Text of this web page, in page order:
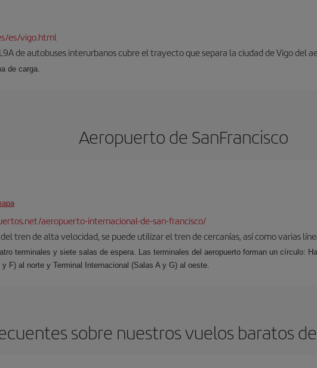
es/vigo.html
de autobuses interurbanos cubre el trayecto que separa la ciudad de Vigo del
de carga.
Aeropuerto de SanFrancisco
aeropuerto-internacional-de-san-francisco/
tren de alta velocidad, se puede utilizar el tren de cercanías, así como varias
terminales y siete salas de espera. Las terminales del aeropuerto forman un círculo:
F) al norte y Terminal Internacional (Salas A y G) al oeste.
sobre nuestros vuelos baratos